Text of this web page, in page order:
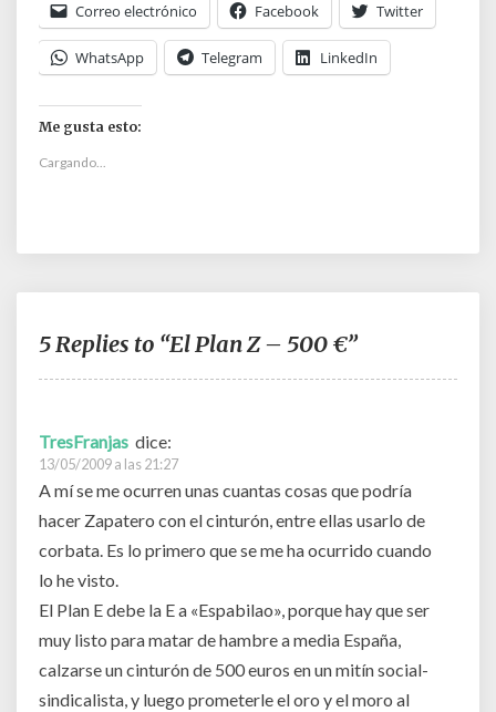
Correo electrónico Facebook Twitter
WhatsApp Telegram LinkedIn
Me gusta esto:
Cargando...
5 Replies to “El Plan Z – 500 €”
TresFranjas dice:
13/05/2009 a las 21:27
A mí se me ocurren unas cuantas cosas que podría
hacer Zapatero con el cinturón, entre ellas usarlo de
corbata. Es lo primero que se me ha ocurrido cuando
lo he visto.
El Plan E debe la E a «Espabilao», porque hay que ser
muy listo para matar de hambre a media España,
calzarse un cinturón de 500 euros en un mitín social-
sindicalista, y luego prometerle el oro y el moro al